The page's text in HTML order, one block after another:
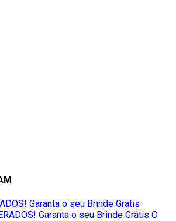
Garanta o seu Brinde Grátis